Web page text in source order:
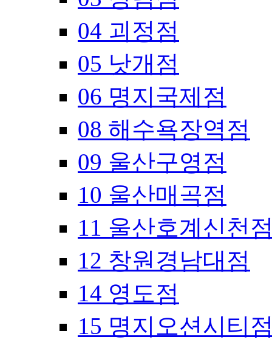
04 괴정점
05 낫개점
06 명지국제점
08 해수욕장역점
09 울산구영점
10 울산매곡점
11 울산호계신천
12 창원경남대점
14 영도점
15 명지오션시티